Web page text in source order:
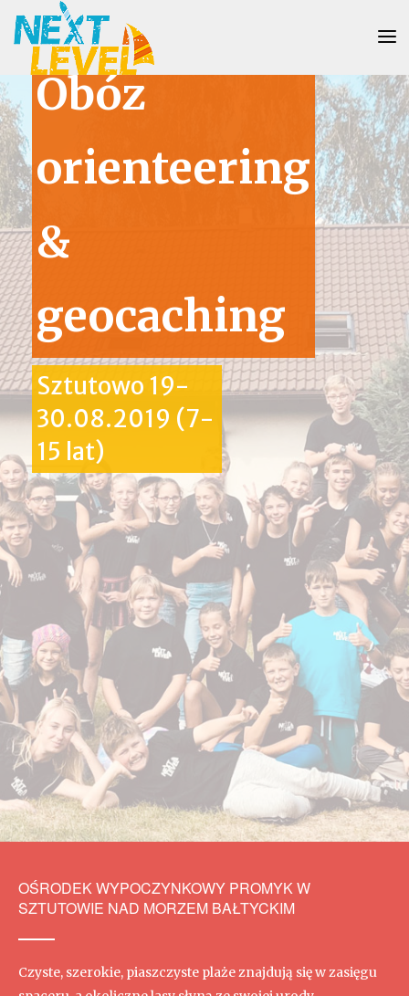
Obóz
orienteering
&
geocaching
Sztutowo 19-
30.08.2019 (7-
15 lat)
OŚRODEK WYPOCZYNKOWY PROMYK W
SZTUTOWIE NAD MORZEM BAŁTYCKIM
Czyste, szerokie, piaszczyste plaże znajdują się w zasięgu